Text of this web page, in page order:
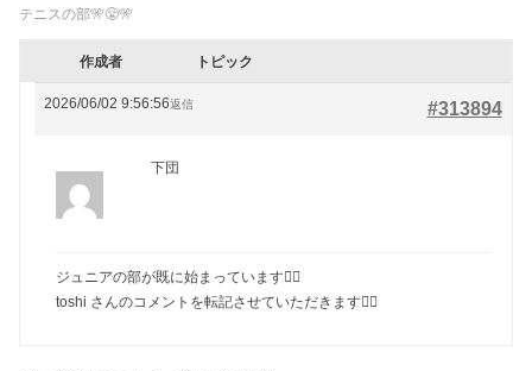
テニスの部🎌😤🎌
作成者 トピック
2026/06/02 9:56:56 #313894
返信
下団
ジュニアの部が既に始まっています🙇‍♂️
toshi さんのコメントを転記させていただきます🙇‍♂️